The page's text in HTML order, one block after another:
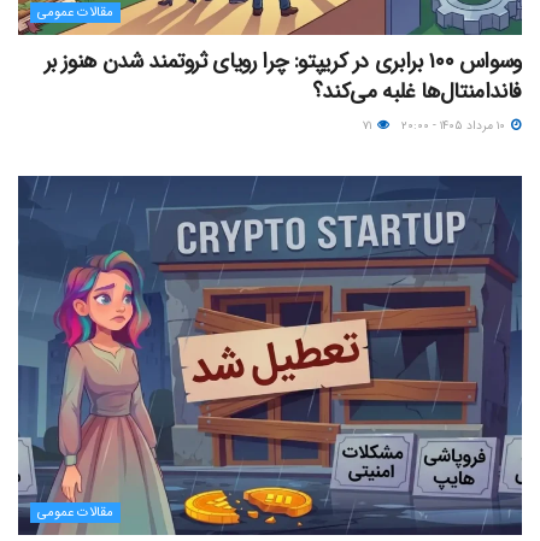
مقالات عمومی
وسواس ۱۰۰ برابری در کریپتو: چرا رویای ثروتمند شدن هنوز بر
فاندامنتال‌ها غلبه می‌کند؟
مقالات عمومی